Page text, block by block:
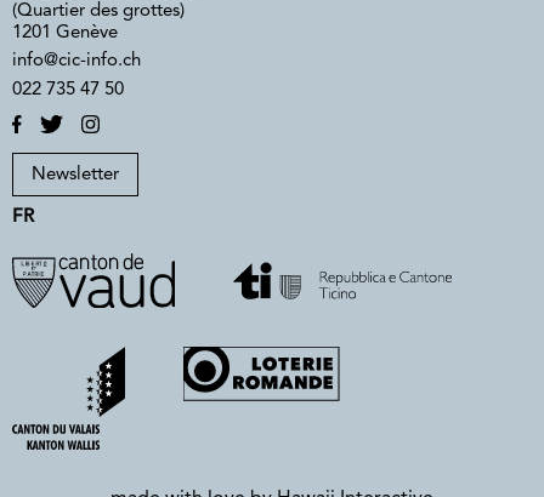
(Quartier des grottes)
1201 Genève
info@cic-info.ch
022 735 47 50
Newsletter
FR